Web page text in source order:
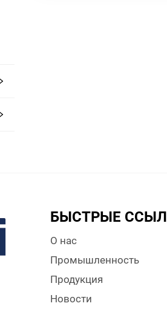
БЫСТРЫЕ
О нас
Промышленность
Продукция
Новости